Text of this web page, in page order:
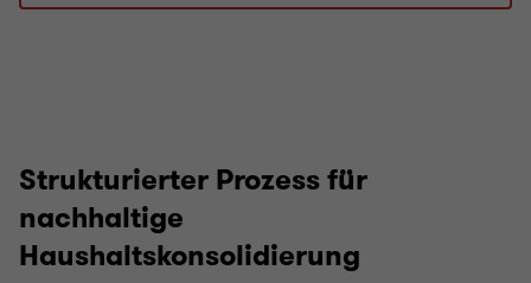
Strukturierter Prozess für
nachhaltige
Haushaltskonsolidierung